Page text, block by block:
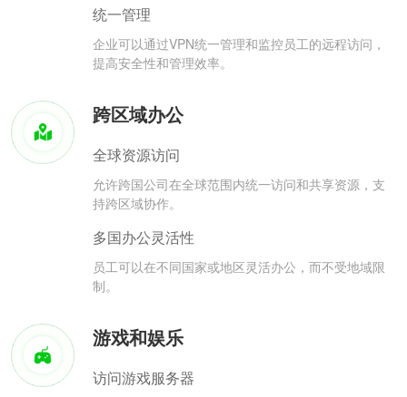
统一管理
企业可以通过VPN统一管理和监控员工的远程访问，
提高安全性和管理效率。
跨区域办公
全球资源访问
允许跨国公司在全球范围内统一访问和共享资源，支
持跨区域协作。
多国办公灵活性
员工可以在不同国家或地区灵活办公，而不受地域限
制。
游戏和娱乐
访问游戏服务器